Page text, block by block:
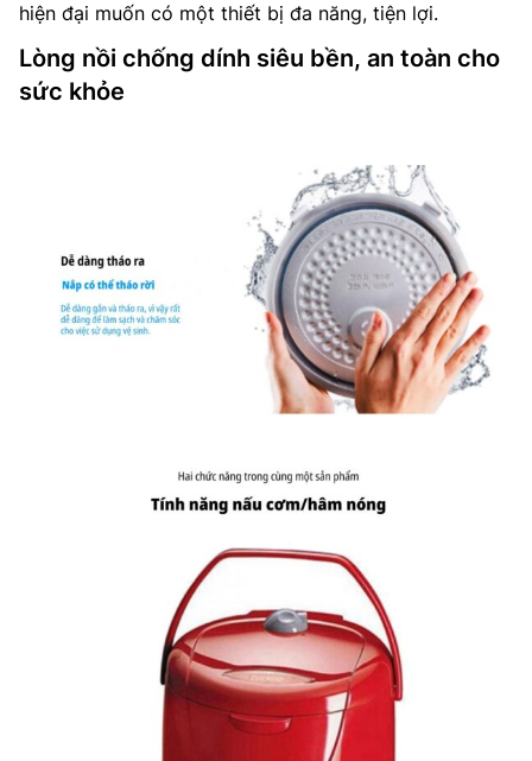
hiện đại muốn có một thiết bị đa năng, tiện lợi.
Lòng nồi chống dính siêu bền, an toàn cho
sức khỏe